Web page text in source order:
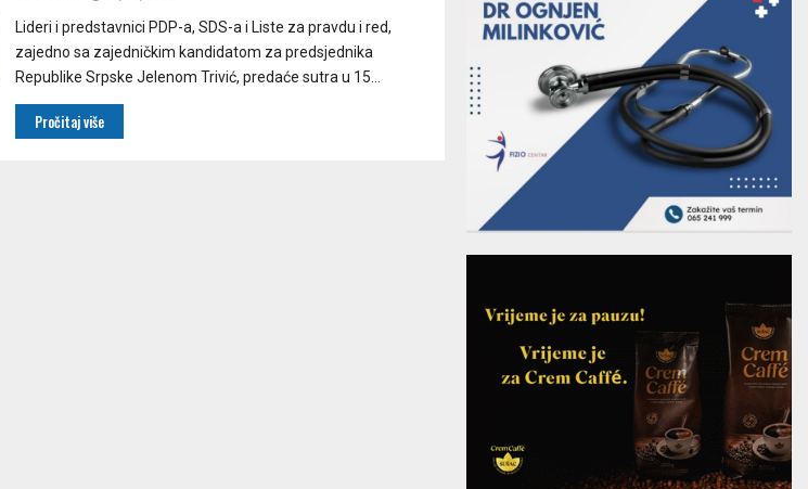
Lideri i predstavnici PDP-a, SDS-a i Liste za pravdu i red,
zajedno sa zajedničkim kandidatom za predsjednika
Republike Srpske Jelenom Trivić, predaće sutra u 15...
Pročitaj više